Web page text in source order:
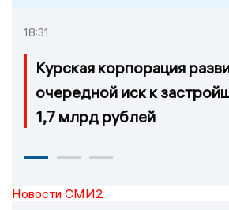
18:31
Курская корпорация
очередной иск к
1,7 млрд рублей
Новости СМИ2